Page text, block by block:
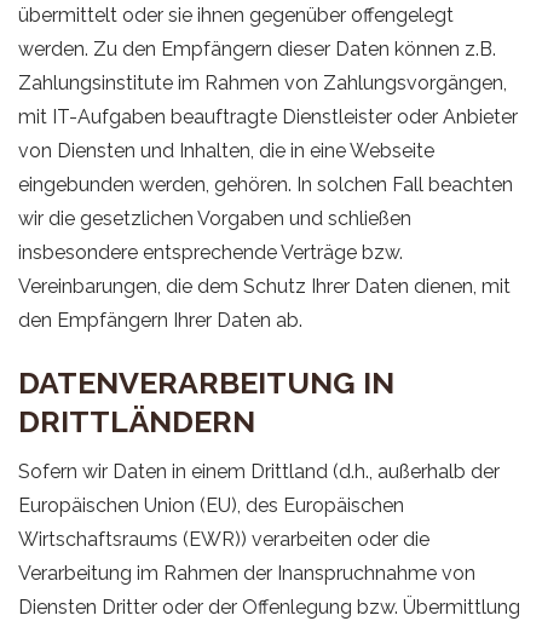
übermittelt oder sie ihnen gegenüber offengelegt
werden. Zu den Empfängern dieser Daten können z.B.
Zahlungsinstitute im Rahmen von Zahlungsvorgängen,
mit IT-Aufgaben beauftragte Dienstleister oder Anbieter
von Diensten und Inhalten, die in eine Webseite
eingebunden werden, gehören. In solchen Fall beachten
wir die gesetzlichen Vorgaben und schließen
insbesondere entsprechende Verträge bzw.
Vereinbarungen, die dem Schutz Ihrer Daten dienen, mit
den Empfängern Ihrer Daten ab.
DATENVERARBEITUNG IN
DRITTLÄNDERN
Sofern wir Daten in einem Drittland (d.h., außerhalb der
Europäischen Union (EU), des Europäischen
Wirtschaftsraums (EWR)) verarbeiten oder die
Verarbeitung im Rahmen der Inanspruchnahme von
Diensten Dritter oder der Offenlegung bzw. Übermittlung